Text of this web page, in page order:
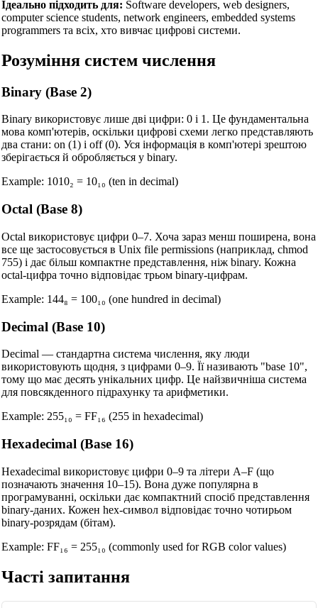
Ідеально підходить для: Software developers, web designers,
computer science students, network engineers, embedded systems
programmers та всіх, хто вивчає цифрові системи.
Розуміння систем числення
Binary (Base 2)
Binary використовує лише дві цифри: 0 і 1. Це фундаментальна
мова комп'ютерів, оскільки цифрові схеми легко представляють
два стани: on (1) і off (0). Уся інформація в комп'ютері зрештою
зберігається й обробляється у binary.
Example: 1010₂ = 10₁₀ (ten in decimal)
Octal (Base 8)
Octal використовує цифри 0–7. Хоча зараз менш поширена, вона
все ще застосовується в Unix file permissions (наприклад, chmod
755) і дає більш компактне представлення, ніж binary. Кожна
octal-цифра точно відповідає трьом binary-цифрам.
Example: 144₈ = 100₁₀ (one hundred in decimal)
Decimal (Base 10)
Decimal — стандартна система числення, яку люди
використовують щодня, з цифрами 0–9. Її називають "base 10",
тому що має десять унікальних цифр. Це найзвичніша система
для повсякденного підрахунку та арифметики.
Example: 255₁₀ = FF₁₆ (255 in hexadecimal)
Hexadecimal (Base 16)
Hexadecimal використовує цифри 0–9 та літери A–F (що
позначають значення 10–15). Вона дуже популярна в
програмуванні, оскільки дає компактний спосіб представлення
binary-даних. Кожен hex-символ відповідає точно чотирьом
binary-розрядам (бітам).
Example: FF₁₆ = 255₁₀ (commonly used for RGB color values)
Часті запитання